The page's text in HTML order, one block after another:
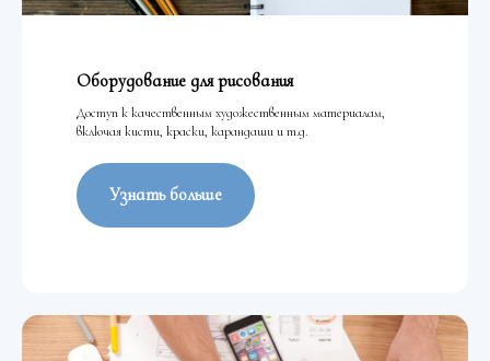
Оборудование для рисования
Доступ к качественным художественным материалам,
включая кисти, краски, карандаши и т.д.
Узнать больше